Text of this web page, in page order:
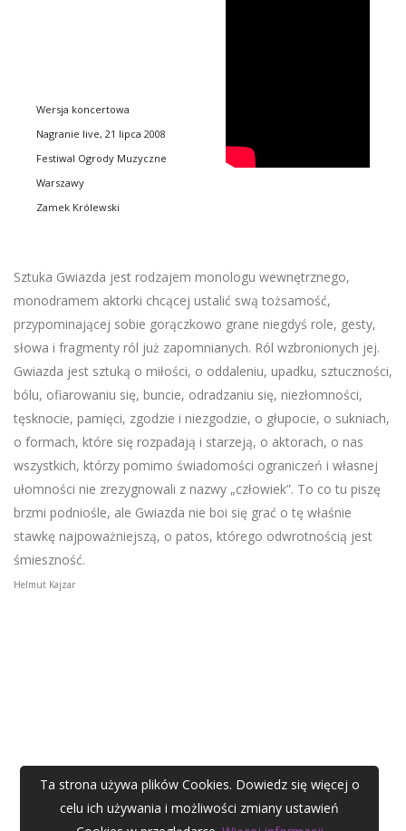
Wersja koncertowa
Nagranie live, 21 lipca 2008
Festiwal Ogrody Muzyczne
Warszawy
Zamek Królewski
Sztuka Gwiazda jest rodzajem monologu wewnętrznego,
monodramem aktorki chcącej ustalić swą tożsamość,
przypominającej sobie gorączkowo grane niegdyś role, gesty,
słowa i fragmenty ról już zapomnianych. Ról wzbronionych jej.
Gwiazda jest sztuką o miłości, o oddaleniu, upadku, sztuczności,
bólu, ofiarowaniu się, buncie, odradzaniu się, niezłomności,
tęsknocie, pamięci, zgodzie i niezgodzie, o głupocie, o sukniach,
o formach, które się rozpadają i starzeją, o aktorach, o nas
wszystkich, którzy pomimo świadomości ograniczeń i własnej
ułomności nie zrezygnowali z nazwy „człowiek”. To co tu piszę
brzmi podniośle, ale Gwiazda nie boi się grać o tę właśnie
stawkę najpoważniejszą, o patos, którego odwrotnością jest
śmieszność.
Helmut Kajzar
Ta strona używa plików Cookies. Dowiedz się więcej o
celu ich używania i możliwości zmiany ustawień